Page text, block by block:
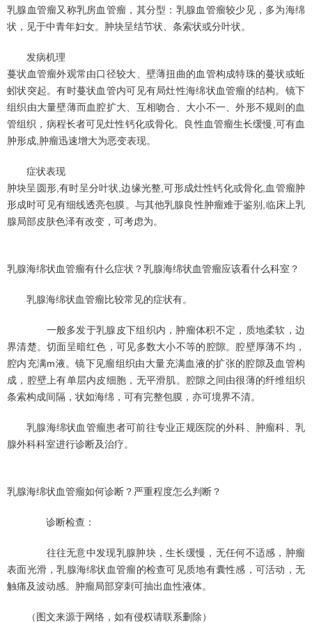
乳腺血管瘤又称乳房血管瘤，其分型：乳腺血管瘤较少见，多为海绵
状，见于中青年妇女。肿块呈结节状、条索状或分叶状。
发病机理
蔓状血管瘤外观常由口径较大、壁薄扭曲的血管构成特珠的蔓状或蚯
蚓状突起。有时蔓状血管内可见有局灶性海绵状血管瘤的结构。镜下
组织由大量壁薄而血腔扩大、互相吻合、大小不一、外形不规则的血
管组织，病程长者可见灶性钙化或骨化。良性血管瘤生长缓慢,可有血
肿形成,肿瘤迅速增大为恶变表现。
症状表现
肿块呈圆形,有时呈分叶状,边缘光整,可形成灶性钙化或骨化,血管瘤肿
形成时可见有细线透亮包膜。与其他乳腺良性肿瘤难于鉴别,临床上乳
腺局部皮肤色泽有改变，可考虑为。
乳腺海绵状血管瘤有什么症状？乳腺海绵状血管瘤应该看什么科室？
乳腺海绵状血管瘤比较常见的症状有。
一般多发于乳腺皮下组织内，肿瘤体积不定，质地柔软，边
界清楚。切面呈暗红色，可见多数大小不等的腔隙。腔壁厚薄不均，
腔内充满m液。镜下见瘤组织由大量充满血液的扩张的腔隙及血管构
成，腔壁上有单层内皮细胞，无平滑肌。腔隙之间由很薄的纤维组织
条索构成间隔，状如海绵，可有完整包膜，亦可境界不清。
乳腺海绵状血管瘤患者可前往专业正规医院的外科、肿瘤科、乳
腺外科科室进行诊断及治疗。
乳腺海绵状血管瘤如何诊断？严重程度怎么判断？
诊断检查：
往往无意中发现乳腺肿块，生长缓慢，无任何不适感，肿瘤
表面光滑，乳腺海绵状血管瘤的检查可见质地有囊性感，可活动，无
触痛及波动感。肿瘤局部穿刺可抽出血性液体。
（图文来源于网络，如有侵权请联系删除）